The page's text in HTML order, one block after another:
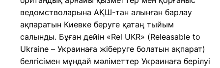
ведомстволарына АҚШ-тан алынған барлау
ақпаратын Киевке беруге қатаң тыйым
салынды. Бұған дейін «Rel UKR» (Releasable to
Ukraine – Украинаға жіберуге болатын ақпарат)
белгісімен мұндай мәліметтер Украинаға берілуі